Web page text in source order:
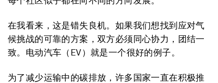
在我看来，这是错失良机。如果我们想找到应对气
候挑战的可靠的方案，双方必须同心协力，团结一
致。电动汽车（EV）就是一个很好的例子。
为了减少运输中的碳排放，许多国家一直在积极推